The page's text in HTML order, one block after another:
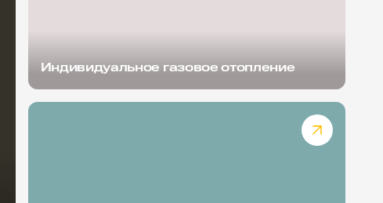
Индивидуальное газовое отопление